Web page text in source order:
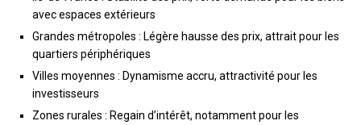
avec espaces extérieurs
Grandes métropoles : Légère hausse des prix, attrait pour les
quartiers périphériques
Villes moyennes : Dynamisme accru, attractivité pour les
investisseurs
Zones rurales : Regain d’intérêt, notamment pour les